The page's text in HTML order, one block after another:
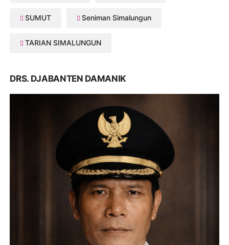
SUMUT Seniman Simalungun
TARIAN SIMALUNGUN
DRS. DJABANTEN DAMANIK